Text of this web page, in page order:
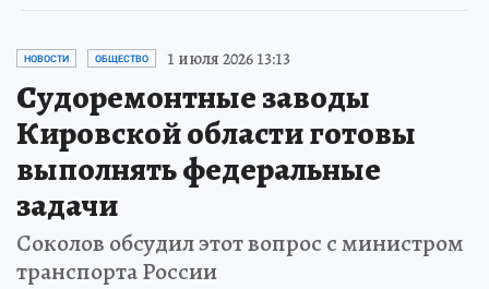
НОВОСТИ ОБЩЕСТВО 1 июля 2026 13:13
Судоремонтные заводы
Кировской области готовы
выполнять федеральные
задачи
Соколов обсудил этот вопрос с министром
транспорта России